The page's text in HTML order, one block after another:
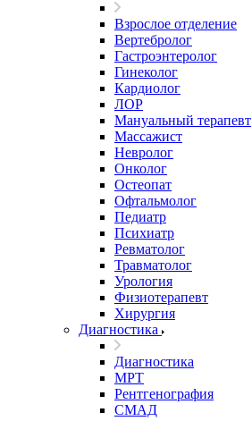
Взрослое отделение
Вертебролог
Гастроэнтеролог
Гинеколог
Кардиолог
ЛОР
Мануальный терапевт
Массажист
Невролог
Онколог
Остеопат
Офтальмолог
Педиатр
Психиатр
Ревматолог
Травматолог
Урология
Физиотерапевт
Хирургия
Диагностика
Диагностика
МРТ
Рентгенография
СМАД